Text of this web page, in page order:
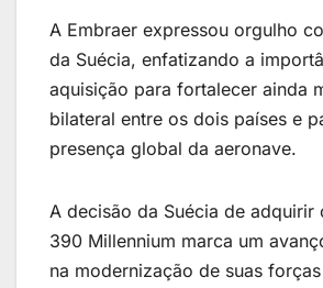
A Embraer expressou orgulho
da Suécia, enfatizando a
aquisição para fortalecer ainda
bilateral entre os dois países e
presença global da aeronave.
A decisão da Suécia de adquirir
390 Millennium marca um
na modernização de suas